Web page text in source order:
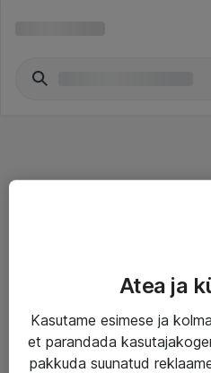
Haldusteenused
Garantii
Atea ja
Kasutame esimese ja
et parandada
pakkuda suunatud